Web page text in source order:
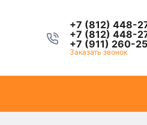
+7 (812) 448-
+7 (812) 448-
+7 (911) 260-
Заказать звонок